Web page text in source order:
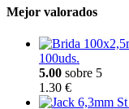
Mejor valorados
100uds.
5.00 sobre 5
1.30 €